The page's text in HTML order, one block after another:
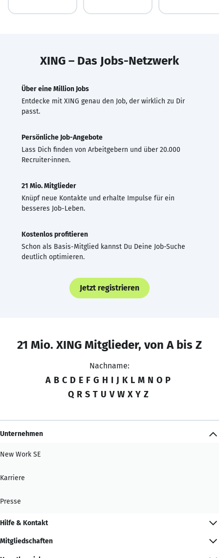
XING – Das Jobs-Netzwerk
Über eine Million Jobs
Entdecke mit XING genau den Job, der wirklich zu Dir
passt.
Persönliche Job-Angebote
Lass Dich finden von Arbeitgebern und über 20.000
Recruiter·innen.
21 Mio. Mitglieder
Knüpf neue Kontakte und erhalte Impulse für ein
besseres Job-Leben.
Kostenlos profitieren
Schon als Basis-Mitglied kannst Du Deine Job-Suche
deutlich optimieren.
Jetzt registrieren
21 Mio. XING Mitglieder, von A bis Z
Nachname:
A B C D E F G H I J K L M N O P
Q R S T U V W X Y Z
Unternehmen
New Work SE
Karriere
Presse
Hilfe & Kontakt
Mitgliedschaften